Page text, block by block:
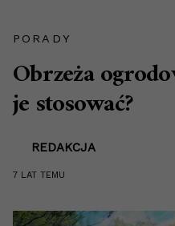
PORADY
Obrzeża
je stosować?
REDAKCJA
7 LAT TEMU